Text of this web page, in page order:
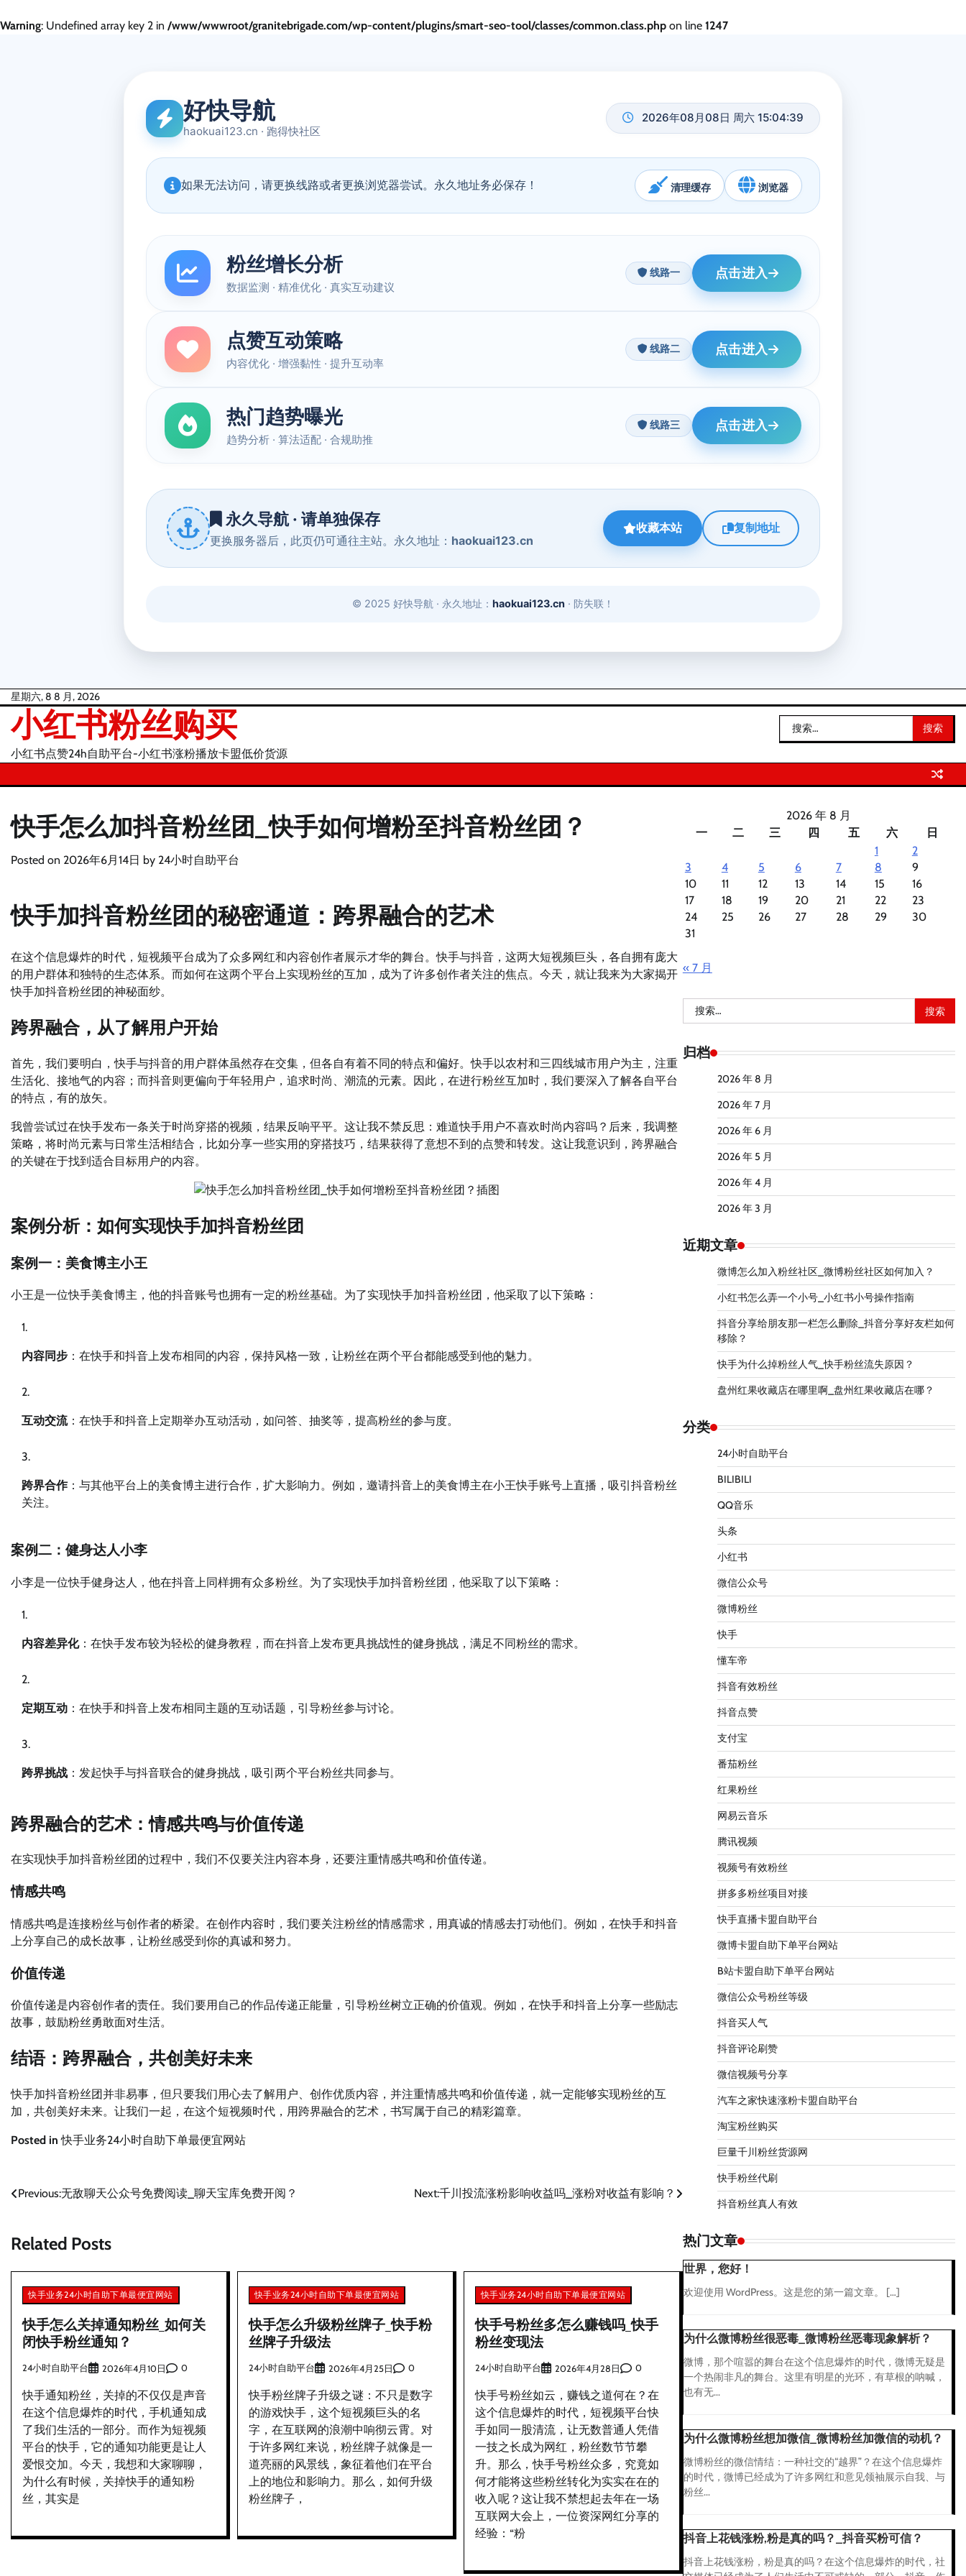
Warning: Undefined array key 2 in /www/wwwroot/granitebrigade.com/wp-content/plugins/smart-seo-tool/classes/common.class.php on line 1247
Skip
content
星期六, 8 8 月, 2026
小红书粉丝购买
小红书点赞24h自助平台-小红书涨粉播放卡盟低价货源
索：
快手怎么加抖音粉丝团_快手如何增粉至抖音粉丝团？
Posted on 2026年6月14日 by 24小时自助平台
快手加抖音粉丝团的秘密通道：跨界融合的艺术
在这个信息爆炸的时代，短视频平台成为了众多网红和内容创作者展示才华的舞台。快手与抖音，这两大短视频巨头，各自拥有庞大
的用户群体和独特的生态体系。而如何在这两个平台上实现粉丝的互加，成为了许多创作者关注的焦点。今天，就让我来为大家揭开
快手加抖音粉丝团的神秘面纱。
跨界融合，从了解用户开始
首先，我们要明白，快手与抖音的用户群体虽然存在交集，但各自有着不同的特点和偏好。快手以农村和三四线城市用户为主，注重
生活化、接地气的内容；而抖音则更偏向于年轻用户，追求时尚、潮流的元素。因此，在进行粉丝互加时，我们要深入了解各自平台
的特点，有的放矢。
我曾尝试过在快手发布一条关于时尚穿搭的视频，结果反响平平。这让我不禁反思：难道快手用户不喜欢时尚内容吗？后来，我调整
策略，将时尚元素与日常生活相结合，比如分享一些实用的穿搭技巧，结果获得了意想不到的点赞和转发。这让我意识到，跨界融合
的关键在于找到适合目标用户的内容。
案例分析：如何实现快手加抖音粉丝团
案例一：美食博主小王
小王是一位快手美食博主，他的抖音账号也拥有一定的粉丝基础。为了实现快手加抖音粉丝团，他采取了以下策略：
内容同步 ：在快手和抖音上发布相同的内容，保持风格一致，让粉丝在两个平台都能感受到他的魅力。
互动交流：在快手和抖音上定期举办互动活动，如问答、抽奖等，提高粉丝的参与度。
跨界合作：与其他平台上的美食博主进行合作，扩大影响力。例如，邀请抖音上的美食博主在小王快手账号上直播，吸引抖音粉丝
关注。
案例二：健身达人小李
小李是一位快手健身达人，他在抖音上同样拥有众多粉丝。为了实现快手加抖音粉丝团，他采取了以下策略：
内容差异化：在快手发布较为轻松的健身教程，而在抖音上发布更具挑战性的健身挑战，满足不同粉丝的需求。
定期互动 ：在快手和抖音上发布相同主题的互动话题，引导粉丝参与讨论。
跨界挑战 ：发起快手与抖音联合的健身挑战，吸引两个平台粉丝共同参与。
跨界融合的艺术：情感共鸣与价值传递
在实现快手加抖音粉丝团的过程中，我们不仅要关注内容本身，还要注重情感共鸣和价值传递。
情感共鸣
情感共鸣是连接粉丝与创作者的桥梁。在创作内容时，我们要关注粉丝的情感需求，用真诚的情感去打动他们。例如，在快手和抖音
上分享自己的成长故事，让粉丝感受到你的真诚和努力。
价值传递
价值传递是内容创作者的责任。我们要用自己的作品传递正能量，引导粉丝树立正确的价值观。例如，在快手和抖音上分享一些励志
故事，鼓励粉丝勇敢面对生活。
结语：跨界融合，共创美好未来
快手加抖音粉丝团并非易事，但只要我们用心去了解用户、创作优质内容，并注重情感共鸣和价值传递，就一定能够实现粉丝的互
加，共创美好未来。让我们一起，在这个短视频时代，用跨界融合的艺术，书写属于自己的精彩篇章。
Posted in快手业务24小时自助下单最便宜网站
文
导
航
Previous:无敌聊天公众号免费阅读_聊天宝库免费开阅？ Next:千川投流涨粉影响收益吗_涨粉对收益有影响？
Related Posts
快手业务24小时自助下单最便宜网站
快手怎么关掉通知粉丝_如何关
闭快手粉丝通知？
24小时自助平台 2026年4月10日 0
快手通知粉丝，关掉的不仅仅是声音
在这个信息爆炸的时代，手机通知成
了我们生活的一部分。而作为短视频
平台的快手，它的通知功能更是让人
爱恨交加。今天，我想和大家聊聊，
为什么有时候，关掉快手的通知粉
丝，其实是
快手业务24小时自助下单最便宜网站
快手怎么升级粉丝牌子_快手粉
丝牌子升级法
24小时自助平台 2026年4月25日 0
快手粉丝牌子升级之谜：不只是数字
的游戏快手，这个短视频巨头的名
字，在互联网的浪潮中响彻云霄。对
于许多网红来说，粉丝牌子就像是一
道亮丽的风景线，象征着他们在平台
上的地位和影响力。那么，如何升级
粉丝牌子，
快手业务24小时自助下单最便宜网站
快手号粉丝多怎么赚钱吗_快手
粉丝变现法
24小时自助平台 2026年4月28日 0
快手号粉丝如云，赚钱之道何在？在
这个信息爆炸的时代，短视频平台快
手如同一股清流，让无数普通人凭借
一技之长成为网红，粉丝数节节攀
升。那么，快手号粉丝众多，究竟如
何才能将这些粉丝转化为实实在在的
收入呢？这让我不禁想起去年在一场
互联网大会上，一位资深网红分享的
经验：“粉
2026 年 8 月
一
二 三 四 五 六
日
1
2
3
4 5 6 7 8
9
10
11 12 13 14 15
16
17
18 19 20 21 22
23
24
25 26 27 28 29
30
31
« 7 月
索：
归档
2026 年 8 月
2026 年 7 月
2026 年 6 月
2026 年 5 月
2026 年 4 月
2026 年 3 月
近期文章
微博怎么加入粉丝社区_微博粉丝社区如何加入？
小红书怎么弄一个小号_小红书小号操作指南
抖音分享给朋友那一栏怎么删除_抖音分享好友栏如何
移除？
快手为什么掉粉丝人气_快手粉丝流失原因？
盘州红果收藏店在哪里啊_盘州红果收藏店在哪？
分类
24小时自助平台
BILIBILI
QQ音乐
头条
小红书
微信公众号
微博粉丝
快手
懂车帝
抖音有效粉丝
抖音点赞
支付宝
番茄粉丝
红果粉丝
网易云音乐
腾讯视频
视频号有效粉丝
拼多多粉丝项目对接
快手直播卡盟自助平台
微博卡盟自助下单平台网站
B站卡盟自助下单平台网站
微信公众号粉丝等级
抖音买人气
抖音评论刷赞
微信视频号分享
汽车之家快速涨粉卡盟自助平台
淘宝粉丝购买
巨量千川粉丝货源网
快手粉丝代刷
抖音粉丝真人有效
热门文章
世界，您好！
欢迎使用 WordPress。这是您的第一篇文章。 […]
为什么微博粉丝很恶毒_微博粉丝恶毒现象解析？
微博，那个喧嚣的舞台在这个信息爆炸的时代，微博无疑是
一个热闹非凡的舞台。这里有明星的光环，有草根的呐喊，
也有无...
为什么微博粉丝想加微信_微博粉丝加微信的动机？
微博粉丝的微信情结：一种社交的“越界”？在这个信息爆炸
的时代，微博已经成为了许多网红和意见领袖展示自我、与
粉丝...
抖音上花钱涨粉,粉是真的吗？_抖音买粉可信？
抖音上花钱涨粉，粉是真的吗？在这个信息爆炸的时代，社